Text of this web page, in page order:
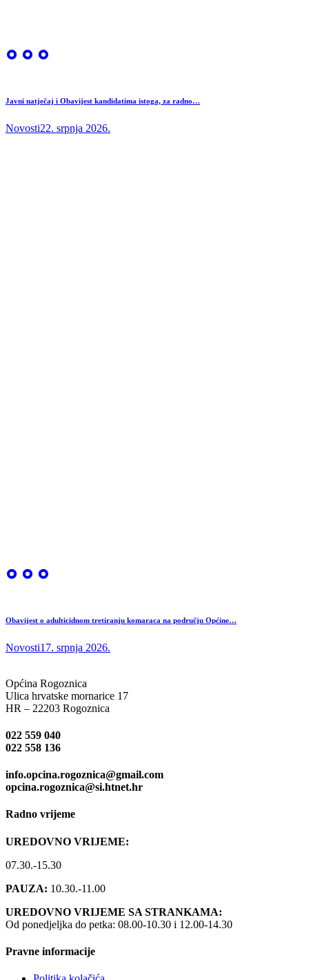
Javni natječaj i Obavijest kandidatima istoga, za radno…
Novosti22. srpnja 2026.
Obavijest o adulticidnom tretiranju komaraca na području Općine…
Novosti17. srpnja 2026.
Općina Rogoznica
Ulica hrvatske mornarice 17
HR – 22203 Rogoznica
022 559 040
022 558 136
info.opcina.rogoznica@gmail.com
opcina.rogoznica@si.htnet.hr
Radno vrijeme
UREDOVNO VRIJEME:
07.30.-15.30
PAUZA: 10.30.-11.00
UREDOVNO VRIJEME SA STRANKAMA:
Od ponedjeljka do petka: 08.00-10.30 i 12.00-14.30
Pravne informacije